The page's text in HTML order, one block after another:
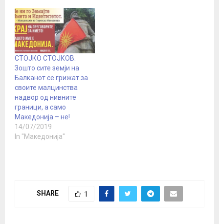
СТОЈКО СТОЈКОВ:
Зошто сите земји на
Балканот се грижат за
своите малцинства
надвор од нивните
граници, а само
Македонија – не!
14/07/2019
In "Македонија"
SHARE 1